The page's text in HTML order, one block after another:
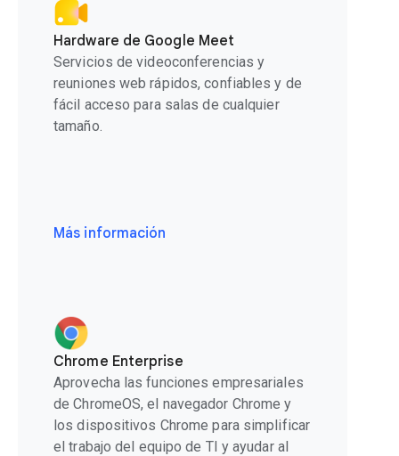
Hardware de Google Meet
Servicios de videoconferencias y
reuniones web rápidos, confiables y de
fácil acceso para salas de cualquier
tamaño.
Más información
Chrome Enterprise
Aprovecha las funciones empresariales
de ChromeOS, el navegador Chrome y
los dispositivos Chrome para simplificar
el trabajo del equipo de TI y ayudar al